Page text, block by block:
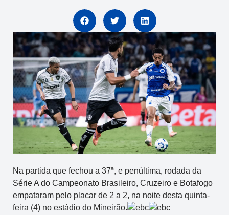
Na partida que fechou a 37ª, e penúltima, rodada da
Série A do Campeonato Brasileiro, Cruzeiro e Botafogo
empataram pelo placar de 2 a 2, na noite desta quinta-
feira (4) no estádio do Mineirão.